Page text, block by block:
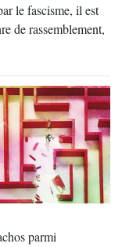
le fascisme, il est
de rassemblement,
parmi